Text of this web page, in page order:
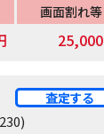
画面割れ等
査定する